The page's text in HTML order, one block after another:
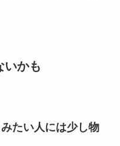
いかも
たい人には少し物